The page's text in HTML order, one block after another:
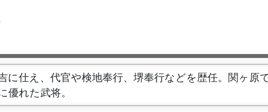
に仕え、代官や検地奉行、堺奉行などを歴任。関ヶ原
優れた武将。